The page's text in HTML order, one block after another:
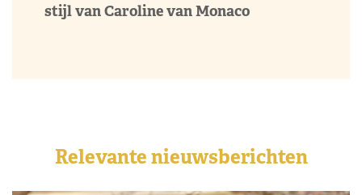
stijl van Caroline van Monaco
Relevante nieuwsberichten